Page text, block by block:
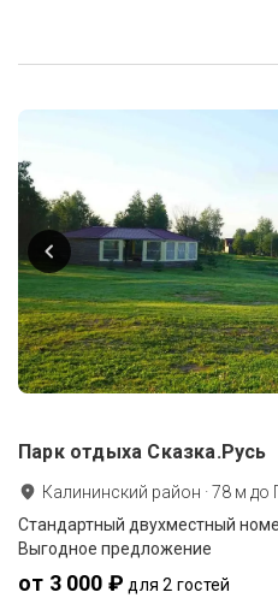
Парк отдыха Сказка.Русь
Калининский район ·78 м до
Стандартный двухместный
Выгодное предложение
от 3 000 ₽ для 2 гостей